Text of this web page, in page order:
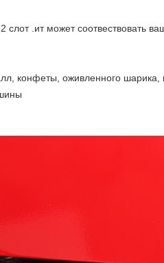
.ит может соотвествовать
конфеты, оживленного шарика,